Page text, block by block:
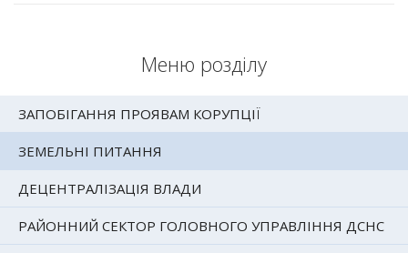
Меню розділу
ЗАПОБІГАННЯ ПРОЯВАМ КОРУПЦІЇ
ЗЕМЕЛЬНІ ПИТАННЯ
ДЕЦЕНТРАЛІЗАЦІЯ ВЛАДИ
РАЙОННИЙ СЕКТОР ГОЛОВНОГО УПРАВЛІННЯ ДСНС